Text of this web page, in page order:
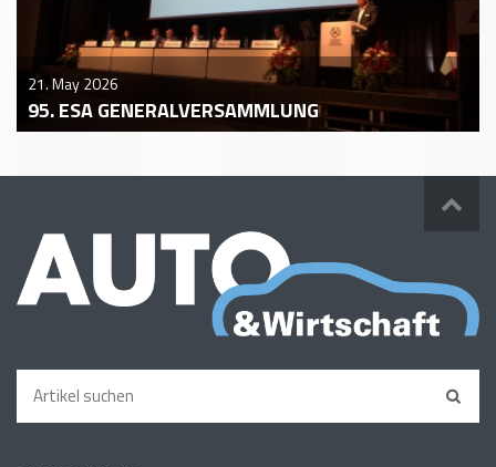
21. May 2026
95. ESA GENERALVERSAMMLUNG